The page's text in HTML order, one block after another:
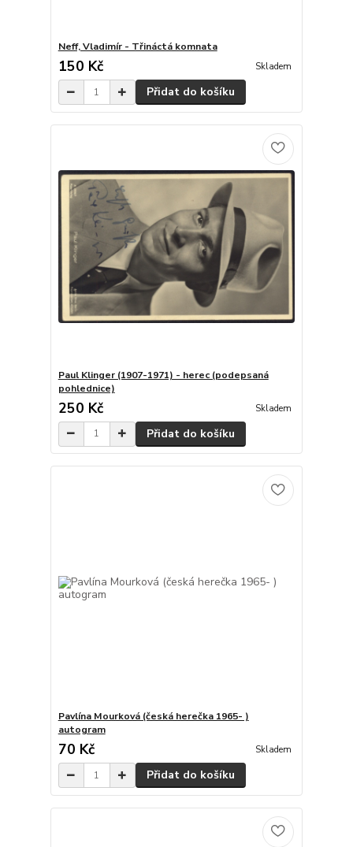
Neff, Vladimír - Třináctá komnata
150 Kč Skladem
Přidat do košíku
Paul Klinger (1907-1971) - herec (podepsaná
pohlednice)
250 Kč Skladem
Přidat do košíku
Pavlína Mourková (česká herečka 1965- )
autogram
70 Kč Skladem
Přidat do košíku